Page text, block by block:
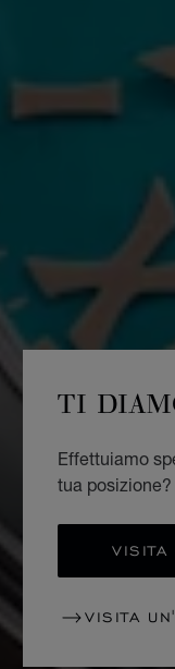
TI
Effettuiamo
tua posizione?
VISITA
VISITA